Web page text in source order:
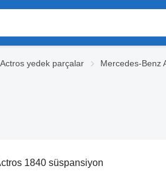
yedek parçalar Mercedes-Benz
1840 süspansiyon